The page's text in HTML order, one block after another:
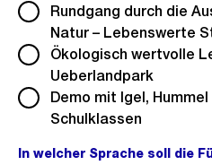
Rundgang durch die
Natur – Lebenswerte
Ökologisch wertvolle
Ueberlandpark
Demo mit Igel,
Schulklassen
In welcher Sprache soll die